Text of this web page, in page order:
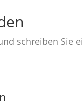
schreiben